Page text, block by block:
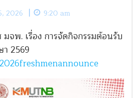
2026 | 9:20 am
จพ. เรื่อง การจัดกิจกรรมต้อนรับ
2569